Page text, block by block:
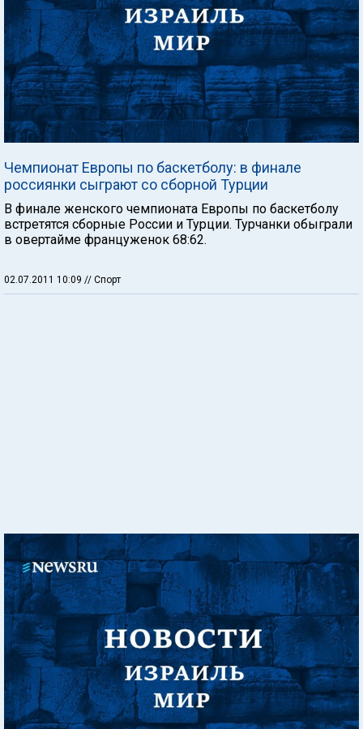
Чемпионат Европы по баскетболу: в финале
россиянки сыграют со сборной Турции
В финале женского чемпионата Европы по баскетболу
встретятся сборные России и Турции. Турчанки обыграли
в овертайме француженок 68:62.
02.07.2011 10:09 // Спорт